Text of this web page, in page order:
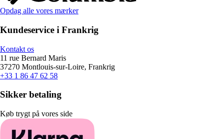
Opdag alle vores mærker
Kundeservice i Frankrig
Kontakt os
11 rue Bernard Maris
37270 Montlouis-sur-Loire, Frankrig
+33 1 86 47 62 58
Sikker betaling
Køb trygt på vores side